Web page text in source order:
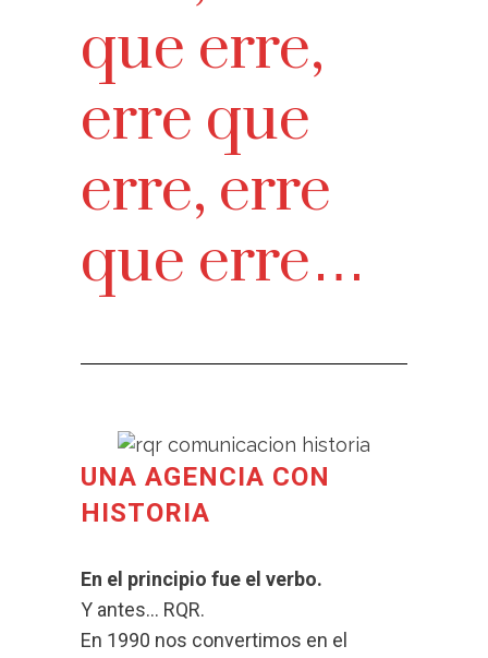
que erre,
erre que
erre, erre
que erre…
UNA AGENCIA CON
HISTORIA
En el principio fue el verbo.
Y antes… RQR.
En 1990 nos convertimos en el